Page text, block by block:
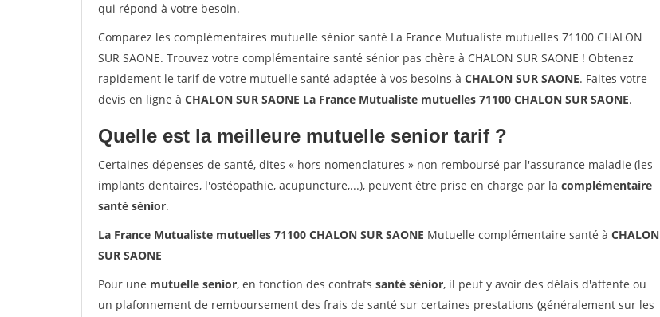
qui répond à votre besoin.
Comparez les complémentaires mutuelle sénior santé La France Mutualiste mutuelles 71100 CHALON
SUR SAONE. Trouvez votre complémentaire santé sénior pas chère à CHALON SUR SAONE ! Obtenez
rapidement le tarif de votre mutuelle santé adaptée à vos besoins à CHALON SUR SAONE. Faites votre
devis en ligne à CHALON SUR SAONE La France Mutualiste mutuelles 71100 CHALON SUR SAONE.
Quelle est la meilleure mutuelle senior tarif ?
Certaines dépenses de santé, dites « hors nomenclatures » non remboursé par l'assurance maladie (les
implants dentaires, l'ostéopathie, acupuncture,...), peuvent être prise en charge par la complémentaire
santé sénior.
La France Mutualiste mutuelles 71100 CHALON SUR SAONE Mutuelle complémentaire santé à CHALON
SUR SAONE
Pour une mutuelle senior, en fonction des contrats santé sénior, il peut y avoir des délais d'attente ou
un plafonnement de remboursement des frais de santé sur certaines prestations (généralement sur les